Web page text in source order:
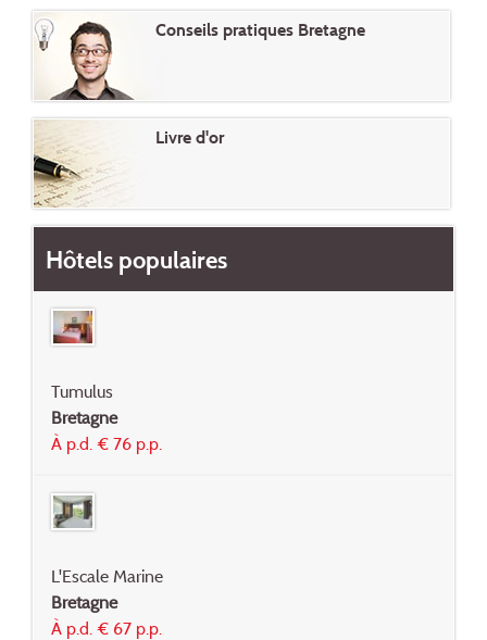
Conseils pratiques Bretagne
Livre d'or
Hôtels populaires
Tumulus
Bretagne
À p.d. € 76 p.p.
L'Escale Marine
Bretagne
À p.d. € 67 p.p.